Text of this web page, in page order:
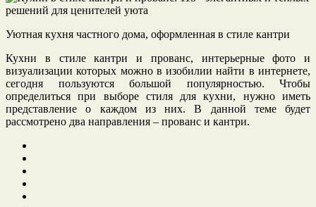
Уютная кухня частного дома, оформленная в стиле кантри
Кухни в стиле кантри и прованс, интерьерные фото и
визуализации которых можно в изобилии найти в интернете,
сегодня пользуются большой популярностью. Чтобы
определиться при выборе стиля для кухни, нужно иметь
представление о каждом из них. В данной теме будет
рассмотрено два направления – прованс и кантри.